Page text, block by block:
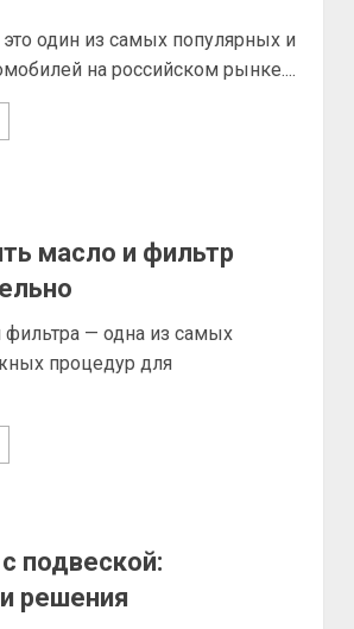
один из самых популярных и
на российском рынке....
масло и фильтр
фильтра — одна из самых
процедур для
подвеской:
решения